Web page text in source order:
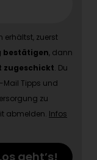
erhältst, zuerst
bestätigen, dann
zugeschickt. Du
Mail Tipps und
zu
abmelden. Infos
geht’s!